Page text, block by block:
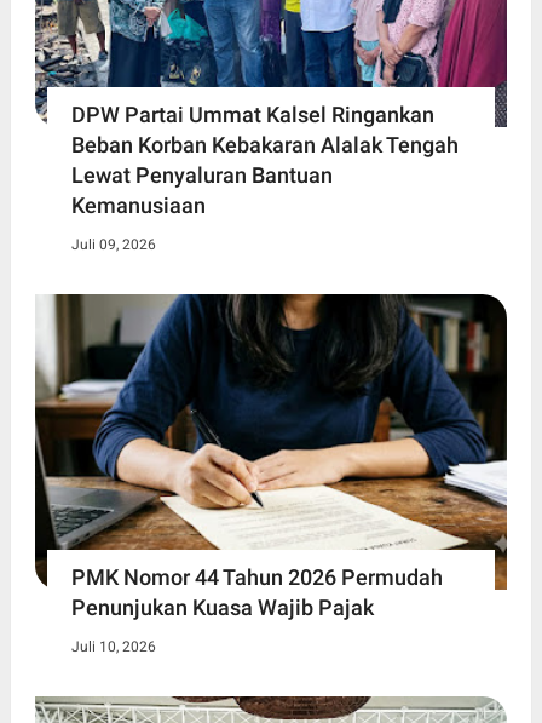
DPW Partai Ummat Kalsel Ringankan
Beban Korban Kebakaran Alalak Tengah
Lewat Penyaluran Bantuan
Kemanusiaan
Juli 09, 2026
PMK Nomor 44 Tahun 2026 Permudah
Penunjukan Kuasa Wajib Pajak
Juli 10, 2026